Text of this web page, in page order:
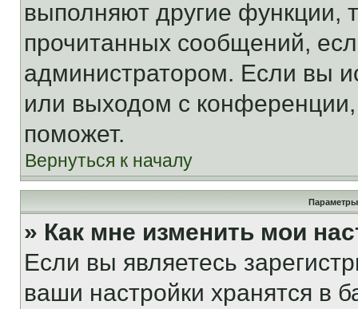
выполняют другие функции,
прочитанных сообщений,
администратором. Если вы
или выходом с
поможет.
Вернуться к началу
Параметры
» Как мне изменить мои
Если вы являетесь
ваши настройки хранятся в